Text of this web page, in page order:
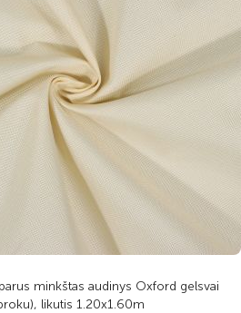
minkštas audinys Oxford gelsvai
likutis 1.20x1.60m